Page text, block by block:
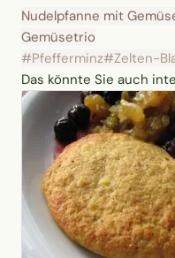
Nudelpfanne mit
Gemüsetrio
#Pfefferminz#Zelten-
Das könnte Sie auch